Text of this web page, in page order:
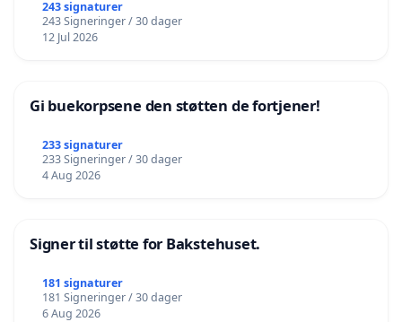
243 signaturer
243 Signeringer / 30 dager
12 Jul 2026
Gi buekorpsene den støtten de fortjener!
233 signaturer
233 Signeringer / 30 dager
4 Aug 2026
Signer til støtte for Bakstehuset.
181 signaturer
181 Signeringer / 30 dager
6 Aug 2026